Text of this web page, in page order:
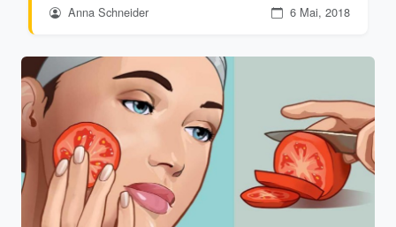
Anna Schneider 6 Mai, 2018